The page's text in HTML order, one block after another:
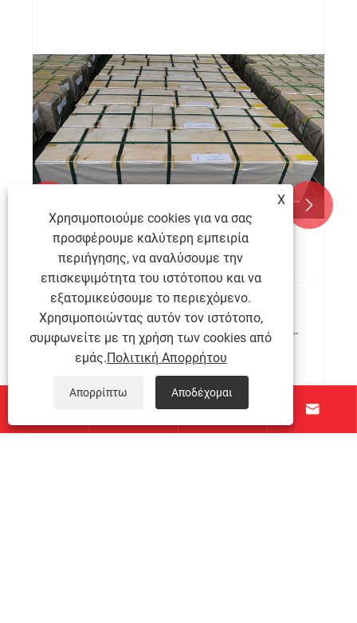
Τρεις κοινές μεθόδους στίλβας για
κατασκευαστές πλάκας από ανοξείδωτο
χάλυβα
Δείτε περισσότερα >>

 
X
Χρησιμοποιούμε cookies για να σας
προσφέρουμε καλύτερη εμπειρία
περιήγησης, να αναλύσουμε την
επισκεψιμότητα του ιστότοπου και να
εξατομικεύσουμε το περιεχόμενο.
Χρησιμοποιώντας αυτόν τον ιστότοπο,
συμφωνείτε με τη χρήση των cookies από
εμάς.Πολιτική Απορρήτου
Απορρίπτω Αποδέχομαι